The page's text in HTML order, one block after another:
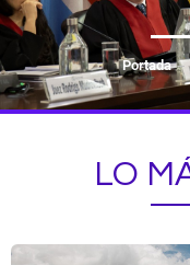
Portada
LO